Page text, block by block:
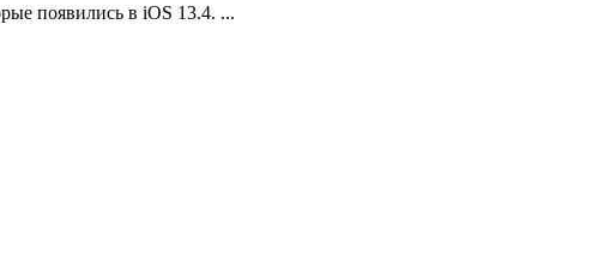
появились в iOS 13.4. ...